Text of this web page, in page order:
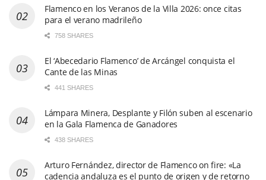
Flamenco en los Veranos de la Villa 2026: once citas
para el verano madrileño
758 SHARES
El ‘Abecedario Flamenco’ de Arcángel conquista el
Cante de las Minas
441 SHARES
Lámpara Minera, Desplante y Filón suben al escenario
en la Gala Flamenca de Ganadores
438 SHARES
Arturo Fernández, director de Flamenco on fire: «La
cadencia andaluza es el punto de origen y de retorno